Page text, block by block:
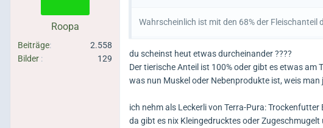
Roopa
Beiträge
2.558
Bilder
129
Wahrscheinlich ist mit den 68% der Fleischanteil
du scheinst heut etwas durcheinander ????
Der tierische Anteil ist 100% oder gibt es etwas
was nun Muskel oder Nebenprodukte ist, weis man
ich nehm als Leckerli von Terra-Pura:
da gibt es nix Kleingedrucktes oder Zugeschmugelt